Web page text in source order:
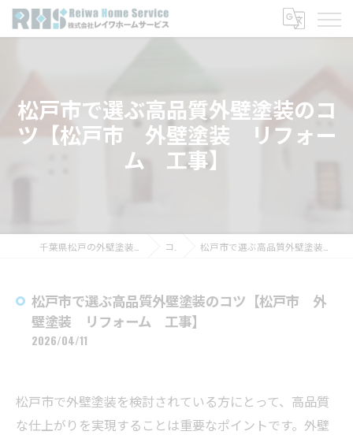
松戸市で選ぶ高品質外壁塗装のコ
ツ【松戸市 外壁塗装 リフォー
ム 工事】
コラム 松戸市で選ぶ高品質外壁塗装のコツ【松戸市 外壁塗装 リフォーム 工事】
松戸市で選ぶ高品質外壁塗装のコツ【松戸市 外
壁塗装 リフォーム 工事】
2026/04/11
松戸市で外壁塗装を検討されている方にとって、高品質
な仕上がりを実現することは重要なポイントです。外壁